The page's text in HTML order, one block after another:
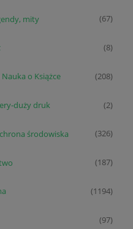
mity (67)
(8)
o Książce (208)
duży druk (2)
środowiska (326)
(187)
(1194)
(97)